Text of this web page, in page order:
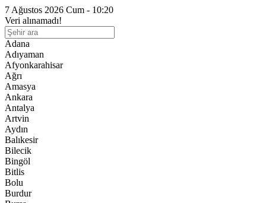
7 Ağustos 2026 Cum - 10:20
Veri alınamadı!
Adana
Adıyaman
Afyonkarahisar
Ağrı
Amasya
Ankara
Antalya
Artvin
Aydın
Balıkesir
Bilecik
Bingöl
Bitlis
Bolu
Burdur